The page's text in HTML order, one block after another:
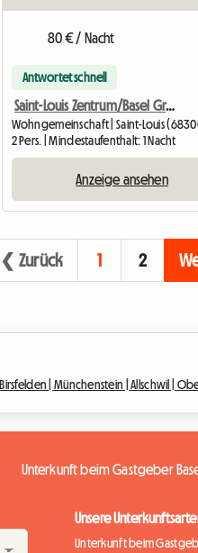
80 € / Nacht
Antwortet schnell
Saint-Louis Zentrum/Basel Grenze, Zimmer 2
2 Pers. | Mindestaufenthalt: 1 Nacht
Anzeige ansehen
❮ Zurück 1 2
Birsfelden | Münchenstein |Allschwil |
Unterkunft beim Gastgeber
Unsere
Unterkunft beim